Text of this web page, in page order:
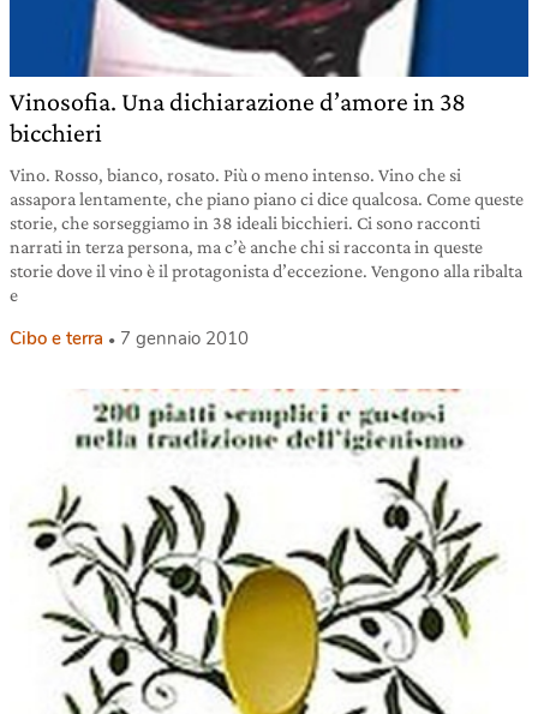
Vinosofia. Una dichiarazione d’amore in 38
bicchieri
Vino. Rosso, bianco, rosato. Più o meno intenso. Vino che si
assapora lentamente, che piano piano ci dice qualcosa. Come queste
storie, che sorseggiamo in 38 ideali bicchieri. Ci sono racconti
narrati in terza persona, ma c’è anche chi si racconta in queste
storie dove il vino è il protagonista d’eccezione. Vengono alla ribalta
e
Cibo e terra 7 gennaio 2010